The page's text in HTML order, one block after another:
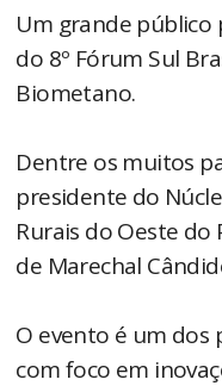
Um grande público
do 8º Fórum Sul
Biometano.
Dentre os muitos
presidente do
Rurais do Oeste do
de Marechal
O evento é um dos
com foco em